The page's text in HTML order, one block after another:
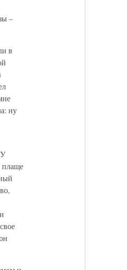
–
в
ну
плаще